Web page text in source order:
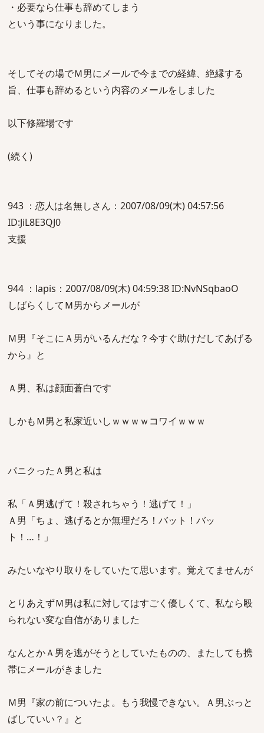
・必要なら仕事も辞めてしまう
という事になりました。
そしてその場でＭ男にメールで今までの経緯、絶縁する
旨、仕事も辞めるという内容のメールをしました
以下修羅場です
(続く)
943 ：恋人は名無しさん：2007/08/09(木) 04:57:56
ID:JiL8E3QJ0
支援
944 ：lapis：2007/08/09(木) 04:59:38 ID:NvNSqbaoO
しばらくしてＭ男からメールが
Ｍ男『そこにＡ男がいるんだな？今すぐ助けだしてあげる
から』と
Ａ男、私は顔面蒼白です
しかもＭ男と私家近いしｗｗｗｗコワイｗｗｗ
パニクったＡ男と私は
私「Ａ男逃げて！殺されちゃう！逃げて！」
Ａ男「ちょ、逃げるとか無理だろ！バット！バッ
ト！…！」
みたいなやり取りをしていたて思います。覚えてませんが
とりあえずＭ男は私に対してはすごく優しくて、私なら殴
られない変な自信がありました
なんとかＡ男を逃がそうとしていたものの、またしても携
帯にメールがきました
Ｍ男『家の前についたよ。もう我慢できない。Ａ男ぶっと
ばしていい？』と